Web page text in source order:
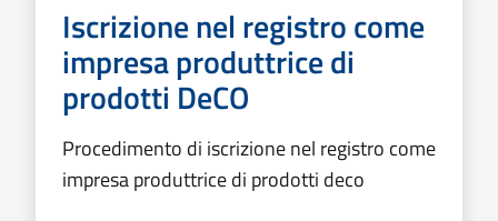
Iscrizione nel registro come
impresa produttrice di
prodotti DeCO
Procedimento di iscrizione nel registro come
impresa produttrice di prodotti deco